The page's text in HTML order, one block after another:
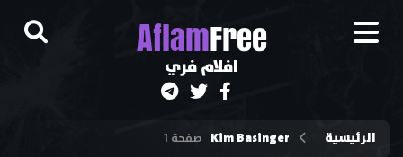
AflamFree
افلام فري
الرئيسية Kim Basinger صفحة 1